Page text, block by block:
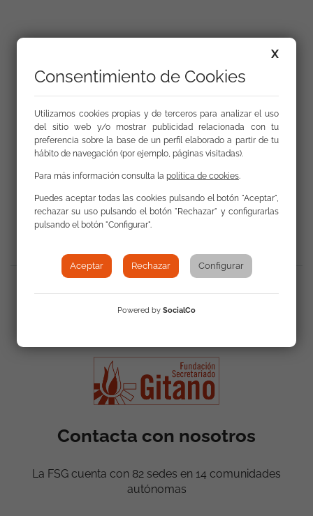
Volver a Actualidad
Compartir:
Contacta con nosotros
La FSG cuenta con 82 sedes en 14 comunidades
autónomas
X
Consentimiento de Cookies
Utilizamos cookies propias y de terceros para analizar el uso
del sitio web y/o mostrar publicidad relacionada con tu
preferencia sobre la base de un perfil elaborado a partir de tu
hábito de navegación (por ejemplo, páginas visitadas).
Para más información consulta la política de cookies.
Puedes aceptar todas las cookies pulsando el botón "Aceptar",
rechazar su uso pulsando el botón "Rechazar" y configurarlas
pulsando el botón "Configurar".
Aceptar Rechazar Configurar
Powered by SocialCo